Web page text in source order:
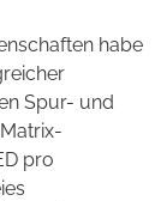
habe
Spur- und
pro